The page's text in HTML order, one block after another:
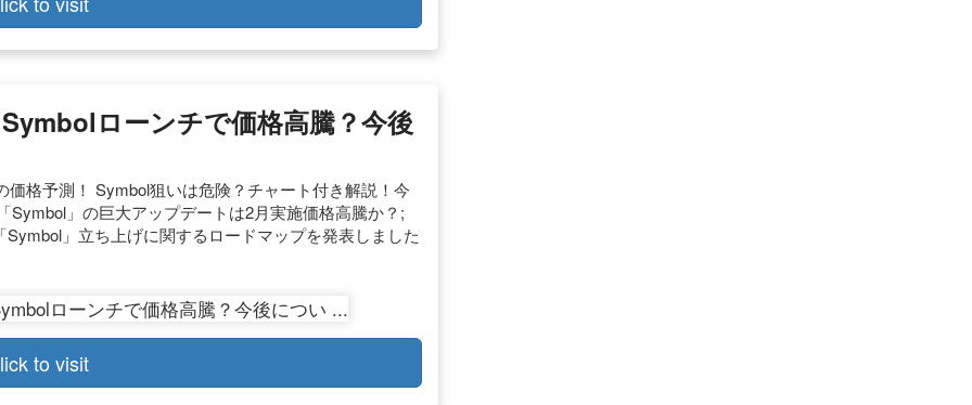
ローンチで価格高騰？今後
格予測！ Symbol狙いは危険？チャート付き解説！今
」の巨大アップデートは2月実施価格高騰か？;
」立ち上げに関するロードマップを発表しました
to visit